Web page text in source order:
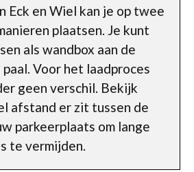
Eck en Wiel kan je op twee
plaatsen. Je kunt
als wandbox aan de
Voor het laadproces
geen verschil. Bekijk
afstand er zit tussen de
parkeerplaats om lange
te vermijden.